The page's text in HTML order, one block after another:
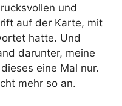
und
auf der Karte, mit
hatte. Und
darunter, meine
eine Mal nur.
mehr so an.